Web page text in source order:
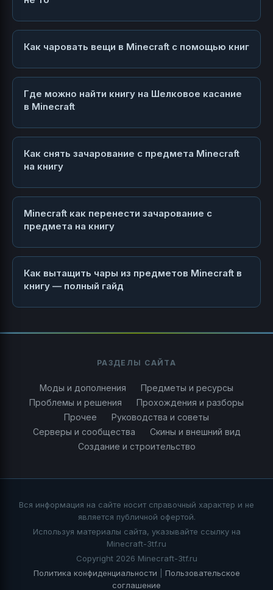
Как чаровать вещи в Minecraft с помощью книг
Где можно найти книгу на Шелковое касание
в Minecraft
Как снять зачарование с предмета Minecraft
на книгу
Minecraft как перенести зачарование с
предмета на книгу
Как вытащить чары из предметов Minecraft в
книгу — полный гайд
РАЗДЕЛЫ САЙТА
Моды и дополнения
Предметы и ресурсы
Проблемы и решения
Прохождения и разборы
Прочее
Руководства и советы
Серверы и сообщества
Скины и внешний вид
Создание и строительство
Вся информация на сайте носит справочный характер и не
является публичной офертой.
Используя материалы сайта, указывайте ссылку на
Minecraft-3tf.ru
Copyright 2026 Minecraft-3tf.ru
Политика конфиденциальности
Пользовательское
соглашение